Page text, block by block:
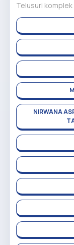
Telusuri
NIRWANA